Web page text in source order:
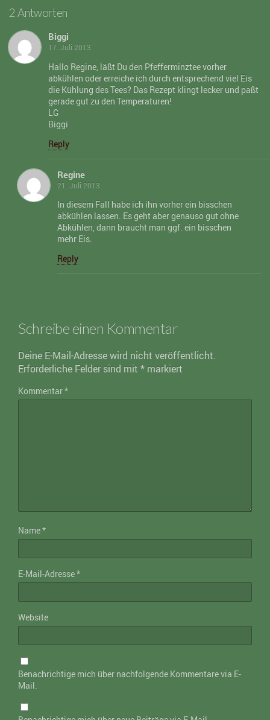
2 Antworten
Biggi
17. Juli 2013
Hallo Regine, läßt Du den Pfefferminztee vorher
abkühlen oder erreiche ich durch entsprechend viel Eis
die Kühlung des Tees? Das Rezept klingt lecker und paßt
gerade gut zu den Temperaturen!
LG
Biggi
Reply
Regine
21. Juli 2013
In diesem Fall habe ich ihn vorher ein bisschen
abkühlen lassen. Es geht aber genauso gut ohne
Abkühlen, dann braucht man ggf. ein bisschen
mehr Eis.
Reply
Schreibe einen Kommentar
Deine E-Mail-Adresse wird nicht veröffentlicht.
Erforderliche Felder sind mit * markiert
Kommentar*
Name*
E-Mail-Adresse*
Website
Benachrichtige mich über nachfolgende Kommentare via E-
Mail.